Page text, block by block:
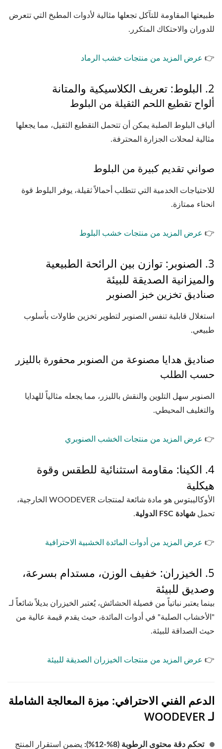
طبيعتها المقاومة للتآكل تجعلها مثالية لأدوات المطبخ التي تتعرض
للدوران والاحتكاك المتكرر.
👉 عرض المزيد من منتجات خشب الرماد
2. البلوط: تعريف الكلاسيكية والمتانة
ألواح تقطيع اللحم الثقيلة من البلوط
ألياف البلوط الصلبة يمكن أن تتحمل التقطيع الثقيل، مما يجعلها
مثالية لمحلات الجزارة المحترفة.
صواني تقديم كبيرة من البلوط
للاحتياجات الخدمية التي تتطلب أحمالاً ثقيلة، يوفر البلوط قوة
انحناء ممتازة.
👉 عرض المزيد من منتجات خشب البلوط
3. الصنوبر: توازن بين الرائحة الطبيعية
والميزانية الصديقة للبيئة
صناديق تخزين خبز الصنوبر
استغلال قابلية تنفس الصنوبر لتطوير تخزين طاولات بأسلوب
طبيعي.
صناديق هدايا مصنوعة من الصنوبر محفورة بالليزر
حسب الطلب
الصنوبر سهل التلوين والنقش بالليزر، مما يجعله مثالياً للهدايا
والتغليف المحيطي.
👉 عرض المزيد من منتجات الخشب الصنوبري
4. الكينا: مقاومة استثنائية للطقس وقوة
هيكلية
الأوكاليبتوس هو مادة شائعة لمنتجات WOODEVER الخارجية،
تحمل شهادة FSC الدولية .
👉 عرض المزيد من أدوات المائدة الخشبية الاحترافية
5. الخيزران: خفيف الوزن، مستدام بسرعة،
وصديق للبيئة
بينما يعتبر نباتياً من فصيلة الحشائش، يُعتبر الخيزران بديلاً شائعاً لـ
"الأخشاب الصلبة" في أدوات المائدة، حيث يقدم قيمة عالية من
حيث الصداقة للبيئة.
👉 عرض المزيد من منتجات الخيزران الصديقة للبيئة
الدعم الفني الاحترافي: ميزة المعالجة الشاملة
لـ WOODEVER
تحكم دقة محتوى الرطوبة (8%-12%):
يضمن استقرار المنتج